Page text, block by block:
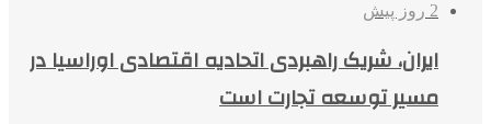
2 روز پیش
ایران، شریک راهبردی اتحادیه اقتصادی اوراسیا در
مسیر توسعه تجارت است